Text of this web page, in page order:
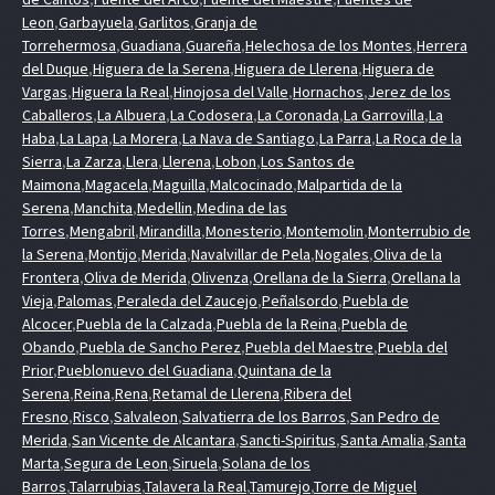
Leon,Garbayuela,Garlitos,Granja de
Torrehermosa,Guadiana,Guareña,Helechosa de los Montes,Herrera
del Duque,Higuera de la Serena,Higuera de Llerena,Higuera de
Vargas,Higuera la Real,Hinojosa del Valle,Hornachos,Jerez de los
Caballeros,La Albuera,La Codosera,La Coronada,La Garrovilla,La
Haba,La Lapa,La Morera,La Nava de Santiago,La Parra,La Roca de la
Sierra,La Zarza,Llera,Llerena,Lobon,Los Santos de
Maimona,Magacela,Maguilla,Malcocinado,Malpartida de la
Serena,Manchita,Medellin,Medina de las
Torres,Mengabril,Mirandilla,Monesterio,Montemolin,Monterrubio de
la Serena,Montijo,Merida,Navalvillar de Pela,Nogales,Oliva de la
Frontera,Oliva de Merida,Olivenza,Orellana de la Sierra,Orellana la
Vieja,Palomas,Peraleda del Zaucejo,Peñalsordo,Puebla de
Alcocer,Puebla de la Calzada,Puebla de la Reina,Puebla de
Obando,Puebla de Sancho Perez,Puebla del Maestre,Puebla del
Prior,Pueblonuevo del Guadiana,Quintana de la
Serena,Reina,Rena,Retamal de Llerena,Ribera del
Fresno,Risco,Salvaleon,Salvatierra de los Barros,San Pedro de
Merida,San Vicente de Alcantara,Sancti-Spiritus,Santa Amalia,Santa
Marta,Segura de Leon,Siruela,Solana de los
Barros,Talarrubias,Talavera la Real,Tamurejo,Torre de Miguel